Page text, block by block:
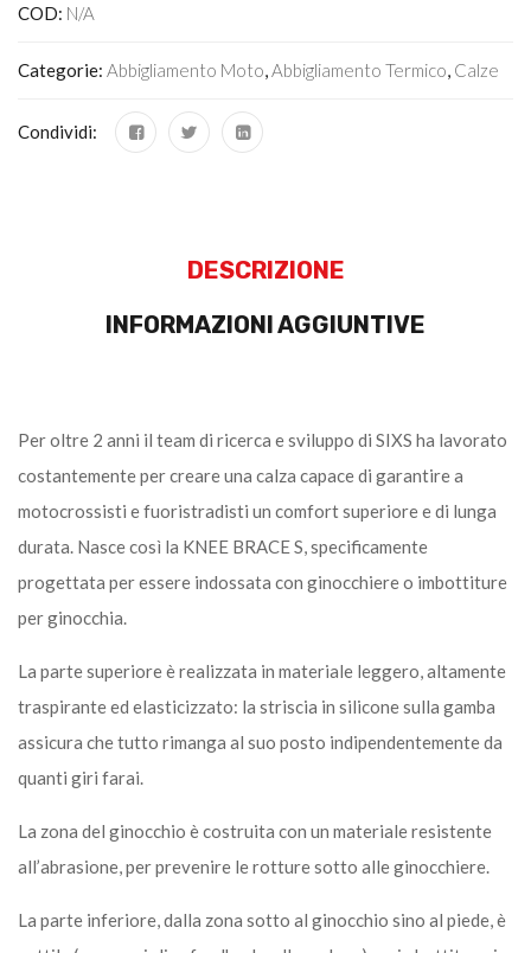
COD: N/A
Categorie: Abbigliamento Moto,Abbigliamento Termico, Calze
Condividi:
DESCRIZIONE
INFORMAZIONI AGGIUNTIVE
Per oltre 2 anni il team di ricerca e sviluppo di SIXS ha lavorato
costantemente per creare una calza capace di garantire a
motocrossisti e fuoristradisti un comfort superiore e di lunga
durata. Nasce così la KNEE BRACE S, specificamente
progettata per essere indossata con ginocchiere o imbottiture
per ginocchia.
La parte superiore è realizzata in materiale leggero, altamente
traspirante ed elasticizzato: la striscia in silicone sulla gamba
assicura che tutto rimanga al suo posto indipendentemente da
quanti giri farai.
La zona del ginocchio è costruita con un materiale resistente
all’abrasione, per prevenire le rotture sotto alle ginocchiere.
La parte inferiore, dalla zona sotto al ginocchio sino al piede, è